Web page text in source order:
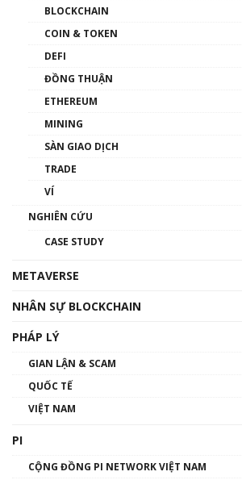
như thể nào?
00:39:31
Phổ cập Blockchain
thống & Crypto qua các
01:32:59
gió ấm
BLOCKCHAIN
COIN & TOKEN
DEFI
ĐỒNG THUẬN
ETHEREUM
MINING
SÀN GIAO DỊCH
TRADE
VÍ
NGHIÊN CỨU
CASE STUDY
METAVERSE
NHÂN SỰ BLOCKCHAIN
PHÁP LÝ
GIAN LẬN & SCAM
QUỐC TẾ
VIỆT NAM
PI
CỘNG ĐỒNG PI NETWORK VIỆT NAM